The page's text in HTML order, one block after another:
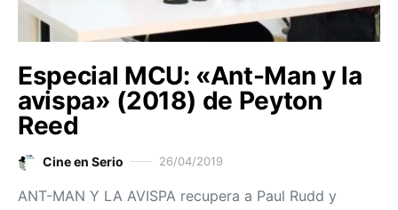
Especial MCU: «Ant-Man y la
avispa» (2018) de Peyton
Reed
Cine en Serio 26/04/2019
ANT-MAN Y LA AVISPA recupera a Paul Rudd y